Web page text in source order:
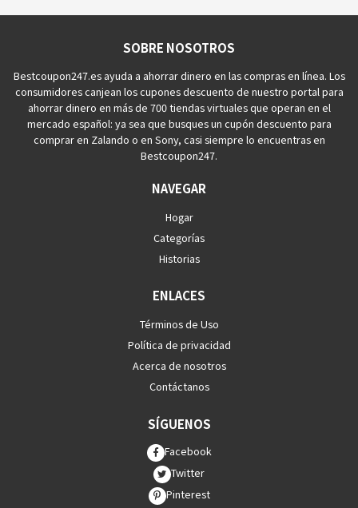
SOBRE NOSOTROS
Bestcoupon247.es ayuda a ahorrar dinero en las compras en línea. Los
consumidores canjean los cupones descuento de nuestro portal para
ahorrar dinero en más de 700 tiendas virtuales que operan en el
mercado español: ya sea que busques un cupón descuento para
comprar en Zalando o en Sony, casi siempre lo encuentras en
Bestcoupon247.
NAVEGAR
Hogar
Categorías
Historias
ENLACES
Términos de Uso
Política de privacidad
Acerca de nosotros
Contáctanos
SÍGUENOS
Facebook
Twitter
Pinterest